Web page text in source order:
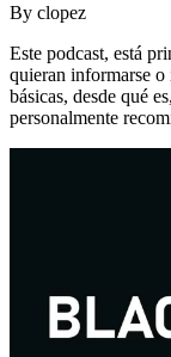
By clopez
Este podcast, está
quieran informarse o
básicas, desde qué
personalmente